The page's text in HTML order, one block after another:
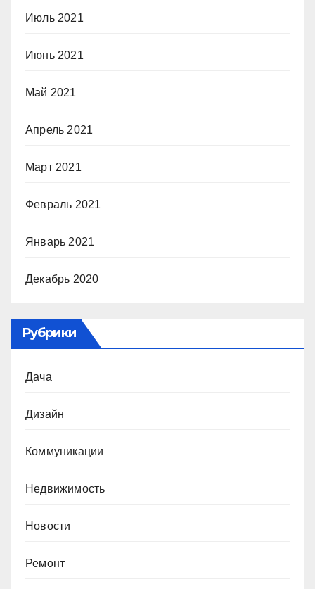
Июль 2021
Июнь 2021
Май 2021
Апрель 2021
Март 2021
Февраль 2021
Январь 2021
Декабрь 2020
Рубрики
Дача
Дизайн
Коммуникации
Недвижимость
Новости
Ремонт